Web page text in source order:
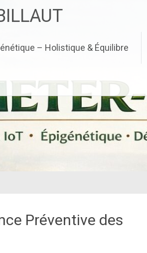
– Holistique & Équilibre
Préventive des